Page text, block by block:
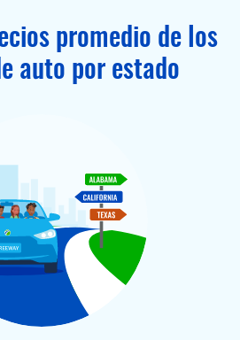
promedio de los
auto por estado